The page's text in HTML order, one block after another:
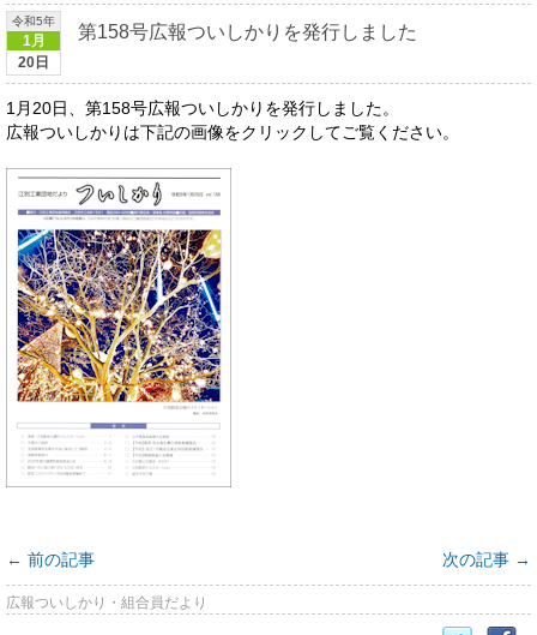
令和5年
1月
20日
第158号広報ついしかりを発行しました
1月20日、第158号広報ついしかりを発行しました。
広報ついしかりは下記の画像をクリックしてご覧ください。
← 前の記事 次の記事 →
広報ついしかり・組合員だより